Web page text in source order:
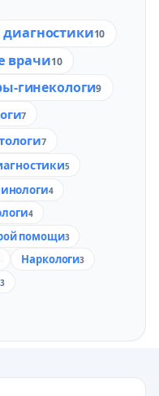
диагностики10
врачи10
гинекологи9
7
7
5
4
4
помощи3
Наркологи3
3